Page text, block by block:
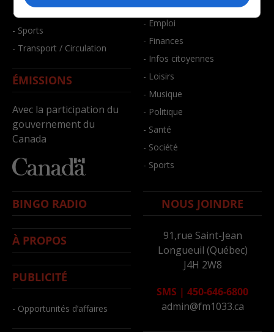
- Santé et bien-être
- Sports
- Transport / Circulation
ÉMISSIONS
Avec la participation du
gouvernement du
Canada
- Bien-être
- Emploi
- Finances
- Infos citoyennes
- Loisirs
- Musique
- Politique
- Santé
- Société
- Sports
BINGO RADIO
À PROPOS
PUBLICITÉ
- Opportunités d’affaires
NOUS JOINDRE
91,rue Saint-Jean
Longueuil (Québec)
J4H 2W8
SMS | 450-646-6800
admin@fm1033.ca